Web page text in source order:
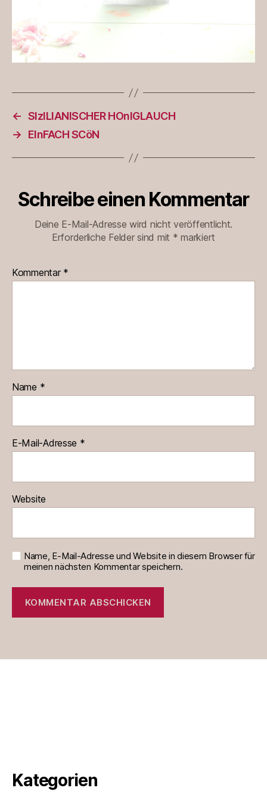
← SIzILIANISCHER HOnIGLAUCH
→
EInFACH SCöN
Schreibe einen Kommentar
Deine E-Mail-Adresse wird nicht veröffentlicht.
Erforderliche Felder sind mit * markiert
Kommentar *
Name *
E-Mail-Adresse *
Website
Name, E-Mail-Adresse und Website in diesem Browser für
meinen nächsten Kommentar speichern.
Kategorien